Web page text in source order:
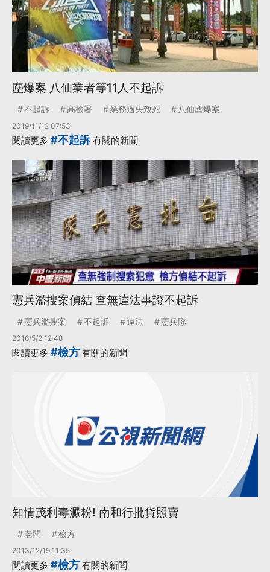
塵爆案 八仙業者等11人不起訴
不起訴 高檢署 業務過失致死 八仙塵爆案
2019/11/12 07:53
閱讀更多 #不起訴有關的新聞
憲兵濫搜案偵結 查無違法事證不起訴
憲兵濫搜案 不起訴 違法 憲兵隊
2016/5/2 12:48
閱讀更多 #檢方 有關的新聞
知情茂利毒澱粉! 南和行批貨照賣
老闆 檢方
2013/12/19 11:35
閱讀更多 #檢方 有關的新聞